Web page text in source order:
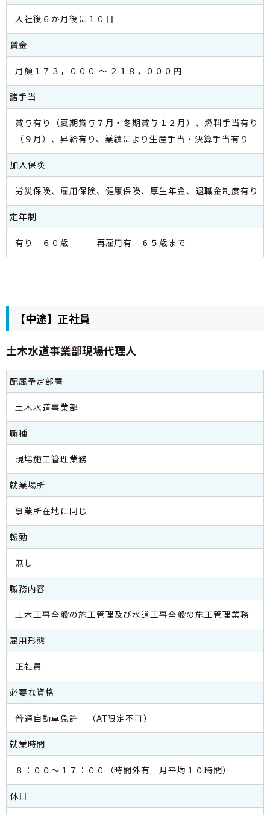
入社後６か月後に１０日
賃金
月額１７３，０００ ～ ２１８，０００円
諸手当
賞与有り（夏期賞与７月・冬期賞与１２月）、燃料手当有り
（９月）、昇給有り、業績により生産手当・決算手当有り
加入保険
労災保険、雇用保険、健康保険、厚生年金、退職金制度有り
定年制
有り ６０歳 再雇用有 ６５歳まで
【中途】正社員
土木水道事業部現場代理人
配属予定部署
土木水道事業部
職種
現場施工管理業務
就業場所
事業所在地に同じ
転勤
無し
職務内容
土木工事全般の施工管理及び水道工事全般の施工管理業務
雇用形態
正社員
必要な資格
普通自動車免許 （AT限定不可）
就業時間
８：００～１７：００（時間外有 月平均１０時間）
休日